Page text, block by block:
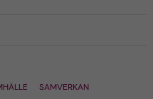
SAMVERKAN